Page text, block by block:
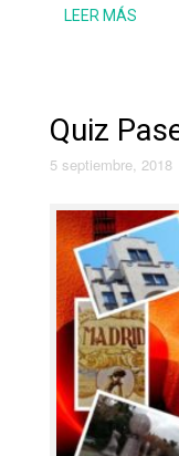
LEER MÁS
Quiz
5 septiembre, 2018